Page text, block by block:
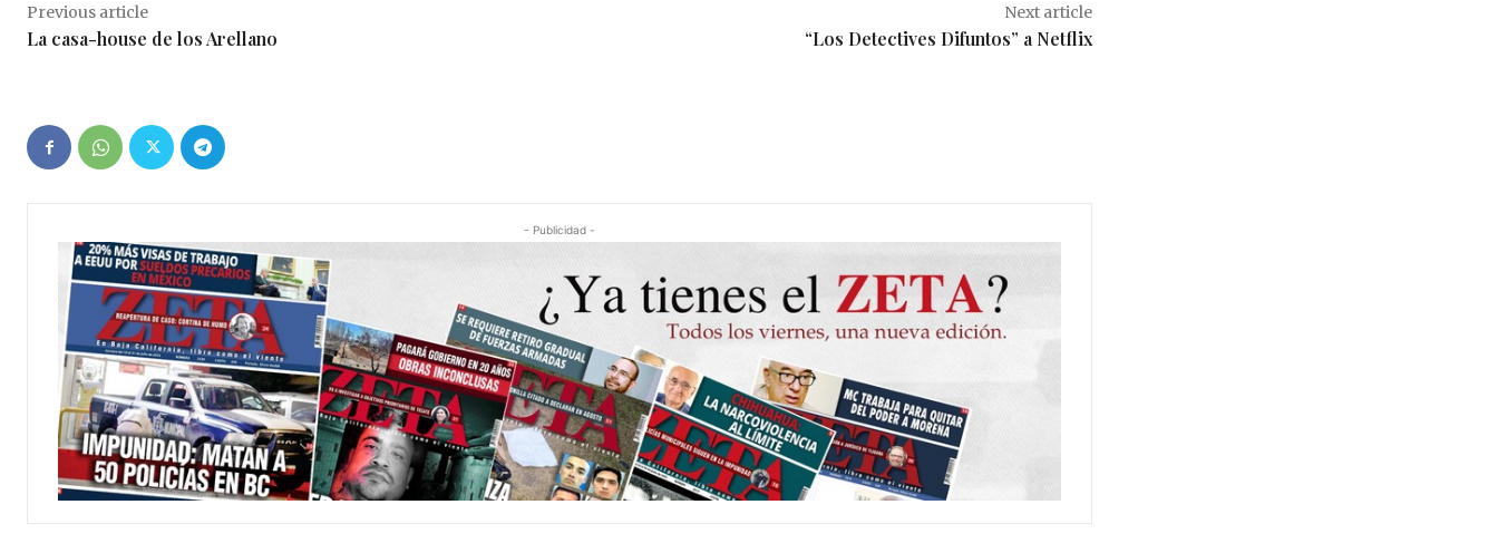
Previous article
La casa-house de los Arellano
Next article
“Los Detectives Difuntos” a Netflix
- Publicidad -